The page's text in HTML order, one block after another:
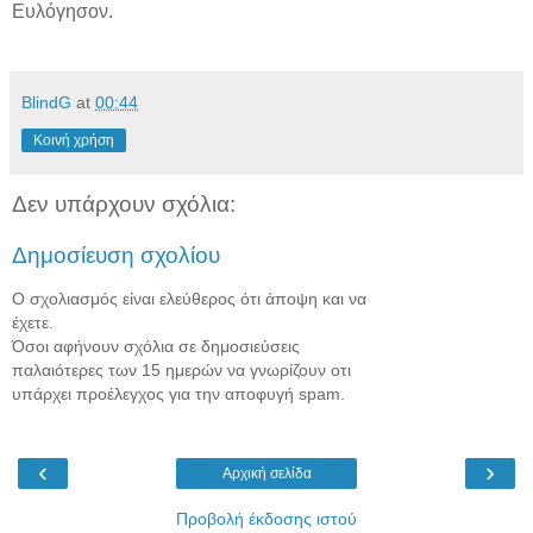
Ευλόγησον.
BlindG at 00:44
Κοινή χρήση
Δεν υπάρχουν σχόλια:
Δημοσίευση σχολίου
Ο σχολιασμός είναι ελεύθερος ότι άποψη και να
έχετε.
Όσοι αφήνουν σχόλια σε δημοσιεύσεις
παλαιότερες των 15 ημερών να γνωρίζουν οτι
υπάρχει προέλεγχος για την αποφυγή spam.
‹ ›
Αρχική σελίδα
Προβολή έκδοσης ιστού